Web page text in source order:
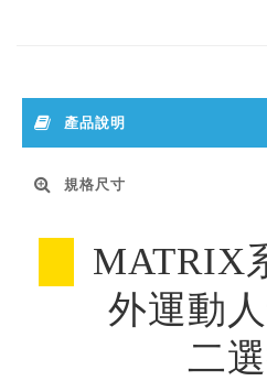
產品說明
規格尺寸
MATRIX
外運動
二